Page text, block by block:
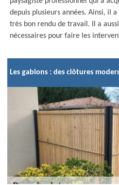
depuis plusieurs années. Ainsi, il
très bon rendu de travail. Il a
nécessaires pour faire les
Les gabions : des clôtures